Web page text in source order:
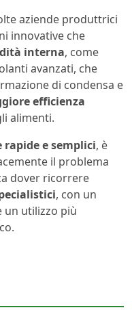
aziende produttrici
innovative che
interna, come
avanzati, che
di condensa e
efficienza
alimenti.
rapide e semplici, è
il problema
dover ricorrere
, con un
un utilizzo più